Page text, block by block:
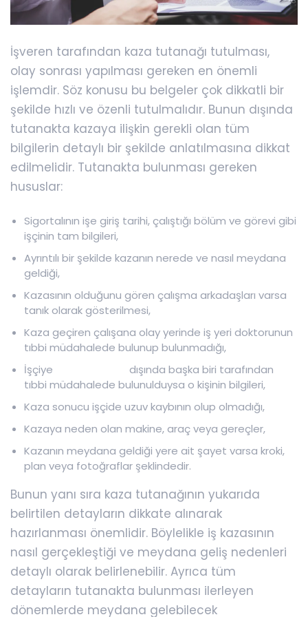
İşveren tarafından kaza tutanağı tutulması,
olay sonrası yapılması gereken en önemli
işlemdir. Söz konusu bu belgeler çok dikkatli bir
şekilde hızlı ve özenli tutulmalıdır. Bunun dışında
tutanakta kazaya ilişkin gerekli olan tüm
bilgilerin detaylı bir şekilde anlatılmasına dikkat
edilmelidir. Tutanakta bulunması gereken
hususlar:
Sigortalının işe giriş tarihi, çalıştığı bölüm ve görevi gibi
işçinin tam bilgileri,
Ayrıntılı bir şekilde kazanın nerede ve nasıl meydana
geldiği,
Kazasının olduğunu gören çalışma arkadaşları varsa
tanık olarak gösterilmesi,
Kaza geçiren çalışana olay yerinde iş yeri doktorunun
tıbbi müdahalede bulunup bulunmadığı,
İşçiye
dışında başka biri tarafından
tıbbi müdahalede bulunulduysa o kişinin bilgileri,
Kaza sonucu işçide uzuv kaybının olup olmadığı,
Kazaya neden olan makine, araç veya gereçler,
Kazanın meydana geldiği yere ait şayet varsa kroki,
plan veya fotoğraflar şeklindedir.
Bunun yanı sıra kaza tutanağının yukarıda
belirtilen detayların dikkate alınarak
hazırlanması önemlidir. Böylelikle iş kazasının
nasıl gerçekleştiği ve meydana geliş nedenleri
detaylı olarak belirlenebilir. Ayrıca tüm
detayların tutanakta bulunması ilerleyen
dönemlerde meydana gelebilecek